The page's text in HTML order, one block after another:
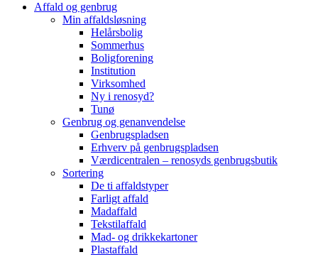
Affald og genbrug
Min affaldsløsning
Helårsbolig
Sommerhus
Boligforening
Institution
Virksomhed
Ny i renosyd?
Tunø
Genbrug og genanvendelse
Genbrugspladsen
Erhverv på genbrugspladsen
Værdicentralen – renosyds genbrugsbutik
Sortering
De ti affaldstyper
Farligt affald
Madaffald
Tekstilaffald
Mad- og drikkekartoner
Plastaffald